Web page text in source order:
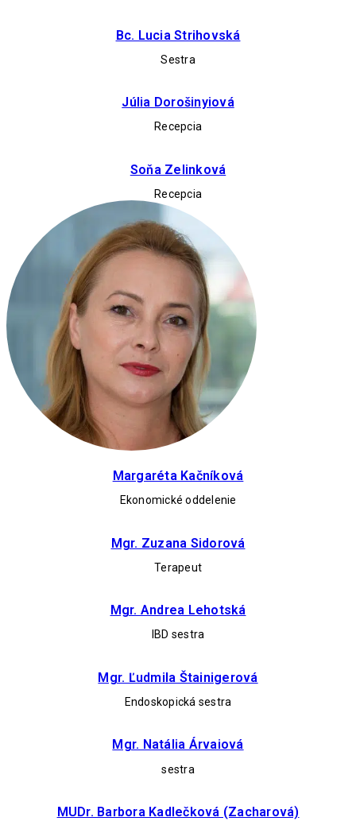
Bc. Lucia Strihovská
Sestra
Júlia Dorošinyiová
Recepcia
Soňa Zelinková
Recepcia
Margaréta Kačníková
Ekonomické oddelenie
Mgr. Zuzana Sidorová
Terapeut
Mgr. Andrea Lehotská
IBD sestra
Mgr. Ľudmila Štainigerová
Endoskopická sestra
Mgr. Natália Árvaiová
sestra
MUDr. Barbora Kadlečková (Zacharová)